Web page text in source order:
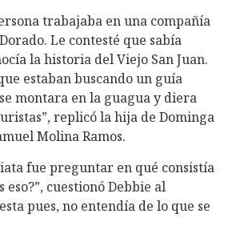
trabajaba en una compañía
Le contesté que sabía
la historia del Viejo San Juan.
estaban buscando un guía
montara en la guagua y diera
replicó la hija de Dominga
Molina Ramos.
fue preguntar en qué consistía
eso?”, cuestionó Debbie al
pues, no entendía de lo que se